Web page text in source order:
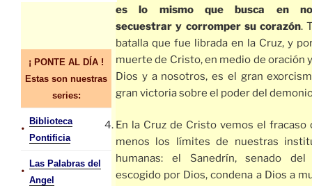
¡ PONTE AL DÍA !
Estas son nuestras
series:
•
Biblioteca
Pontificia
•
Las Palabras del
Angel
es lo mismo que busca en
secuestrar y corromper su corazón.
batalla que fue librada en la Cruz, y
muerte de Cristo, en medio de oración
Dios y a nosotros, es el gran
gran victoria sobre el poder del
En la Cruz de Cristo vemos el fracaso
menos los límites de nuestras
humanas: el Sanedrín, senado del
escogido por Dios, condena a Dios a